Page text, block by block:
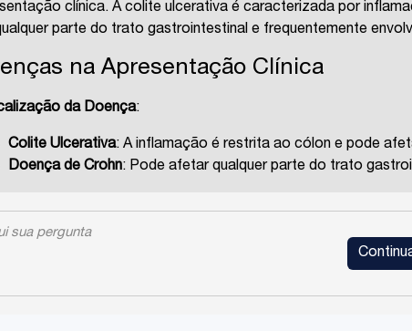
clínica. A colite ulcerativa é caracterizada por
parte do trato gastrointestinal e frequentemente
na Apresentação Clínica
da Doença:
Colite Ulcerativa: A inflamação é restrita ao cólon e pode
Doença de Crohn: Pode afetar qualquer parte do trato
Colite Ulcerativa
: A inflamação é contínua e superficial,
: A inflamação pode ser segmentar, com